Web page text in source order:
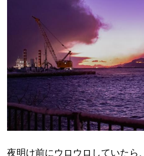
夜明け前にウロウロしていたら、